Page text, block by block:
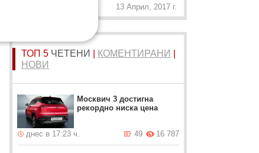
13 Април, 2017 г.
ТОП 5 ЧЕТЕНИ КОМЕНТИРАНИ
НОВИ
Москвич 3 достигна
рекордно ниска цена
днес в 17:23 ч. 16 787
49